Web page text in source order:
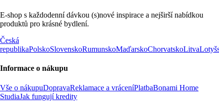
E-shop s každodenní dávkou (s)nové inspirace a nejširší nabídkou
produktů pro krásné bydlení.
Česká
republikaPolskoSlovenskoRumunskoMaďarskoChorvatskoLitva
Informace o nákupu
Vše o nákupuDopravaReklamace a vráceníPlatbaBonami Home
StudiaJak fungují kredity